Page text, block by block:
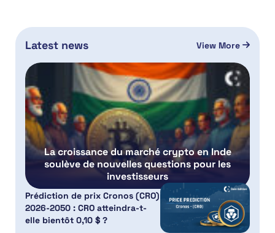
Latest news View More
La croissance du marché crypto en Inde
soulève de nouvelles questions pour les
investisseurs
Prédiction de prix Cronos (CRO)
2026-2050 : CRO atteindra-t-
elle bientôt 0,10 $ ?